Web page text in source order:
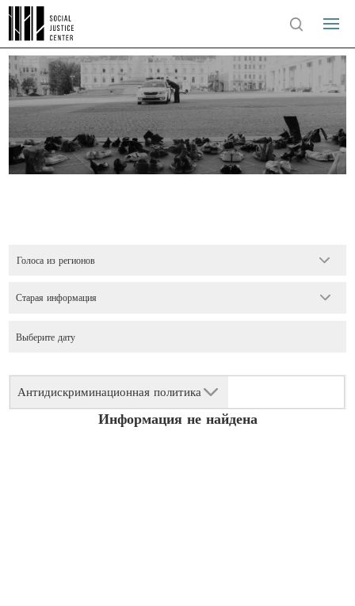
Голоса из регионов
Антидискриминационная политика
Старая информация
Информация не найдена